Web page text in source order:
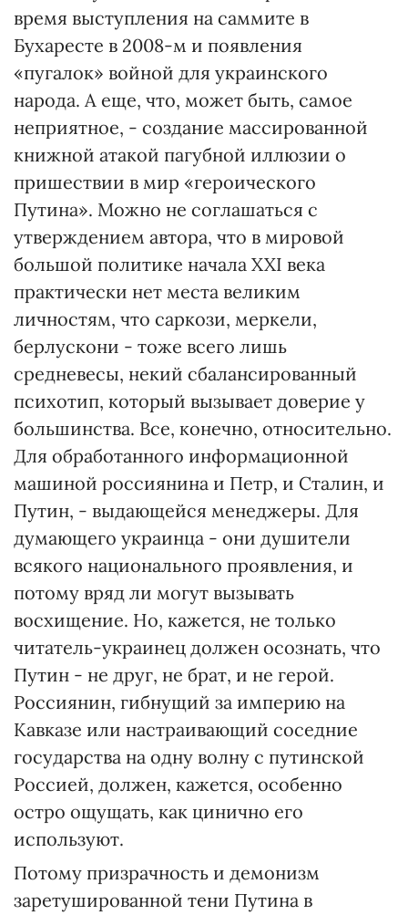
время выступления на саммите в
Бухаресте в 2008-м и появления
«пугалок» войной для украинского
народа. А еще, что, может быть, самое
неприятное, - создание массированной
книжной атакой пагубной иллюзии о
пришествии в мир «героического
Путина». Можно не соглашаться с
утверждением автора, что в мировой
большой политике начала XXI века
практически нет места великим
личностям, что саркози, меркели,
берлускони - тоже всего лишь
средневесы, некий сбалансированный
психотип, который вызывает доверие у
большинства. Все, конечно, относительно.
Для обработанного информационной
машиной россиянина и Петр, и Сталин, и
Путин, - выдающейся менеджеры. Для
думающего украинца - они душители
всякого национального проявления, и
потому вряд ли могут вызывать
восхищение. Но, кажется, не только
читатель-украинец должен осознать, что
Путин - не друг, не брат, и не герой.
Россиянин, гибнущий за империю на
Кавказе или настраивающий соседние
государства на одну волну с путинской
Россией, должен, кажется, особенно
остро ощущать, как цинично его
используют.
Потому призрачность и демонизм
заретушированной тени Путина в